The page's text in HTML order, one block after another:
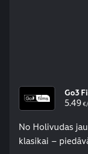
Go3
5.49
No Holivudas
klasikai –